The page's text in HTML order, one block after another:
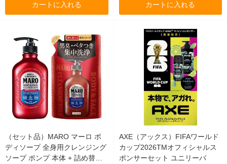
カートに入れる カートに入れる
（セット品）MARO マーロ ボ
ディソープ 全身用クレンジング
ソープ ポンプ 本体 + 詰め替え
AXE（アックス）FIFAワールド
カップ2026TMオフィシャルス
ポンサーセット ユニリーバ